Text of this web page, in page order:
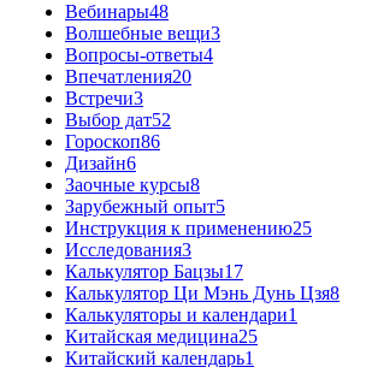
Вебинары48
Волшебные вещи3
Вопросы-ответы4
Впечатления20
Встречи3
Выбор дат52
Гороскоп86
Дизайн6
Заочные курсы8
Зарубежный опыт5
Инструкция к применению25
Исследования3
Калькулятор Бацзы17
Калькулятор Ци Мэнь Дунь Цзя8
Калькуляторы и календари1
Китайская медицина25
Китайский календарь1